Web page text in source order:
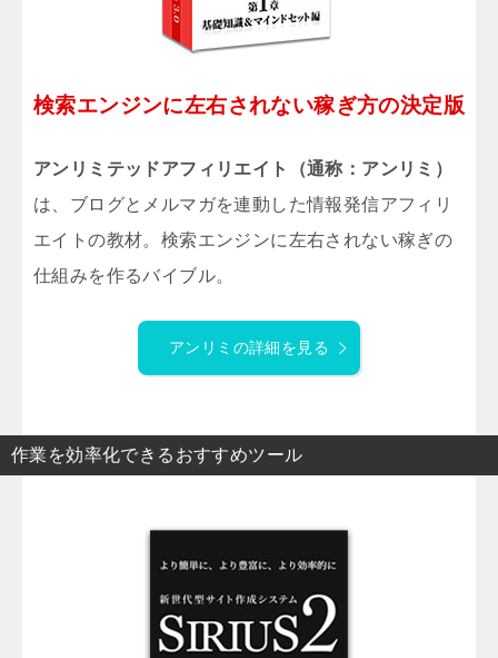
検索エンジンに左右されない稼ぎ方の決定版
アンリミテッドアフィリエイト（通称：アンリミ）
は、ブログとメルマガを連動した情報発信アフィリ
エイトの教材。検索エンジンに左右されない稼ぎの
仕組みを作るバイブル。
アンリミの詳細を見る
作業を効率化できるおすすめツール